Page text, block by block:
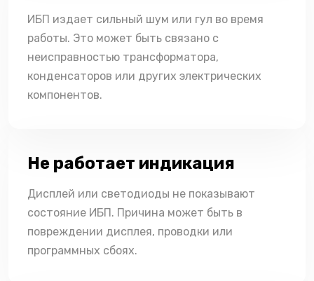
ИБП издает сильный шум или гул во время
работы. Это может быть связано с
неисправностью трансформатора,
конденсаторов или других электрических
компонентов.
Не работает индикация
Дисплей или светодиоды не показывают
состояние ИБП. Причина может быть в
повреждении дисплея, проводки или
программных сбоях.